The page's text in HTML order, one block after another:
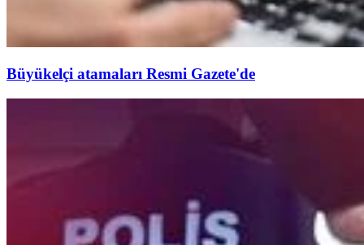
Büyükelçi atamaları Resmi Gazete'de